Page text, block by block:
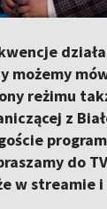
możemy
reżimu
z
do
w streamie